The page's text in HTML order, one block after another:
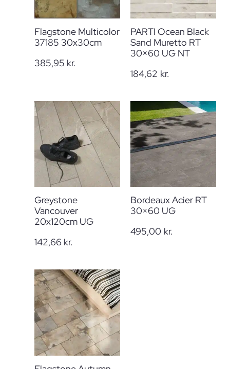
Flagstone Multicolor
37185 30x30cm
385,95 kr.
PARTI Ocean Black
Sand Muretto RT
30×60 UG NT
184,62 kr.
Greystone
Vancouver
20x120cm UG
142,66 kr.
Bordeaux Acier RT
30×60 UG
495,00 kr.